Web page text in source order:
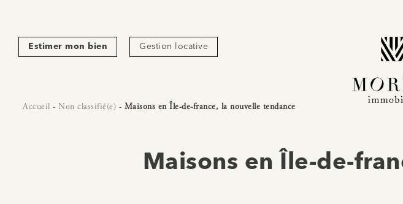
Estimer mon bien Gestion locative
Accueil - Non classifié(e) - Maisons en Île-de-france, la nouvelle tendance
Maisons en Île-de-